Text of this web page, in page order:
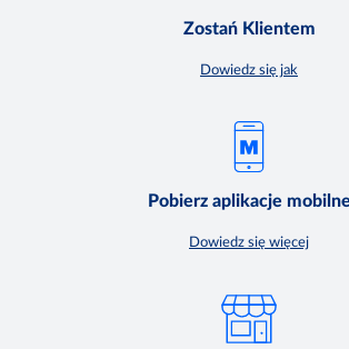
Zostań Klientem
Dowiedz się jak
Pobierz aplikacje
Dowiedz się więcej